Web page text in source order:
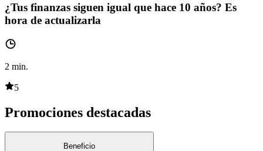
¿Tus finanzas siguen igual que hace 10 años? Es
hora de actualizarla
2 min.
5
Promociones destacadas
Beneficio